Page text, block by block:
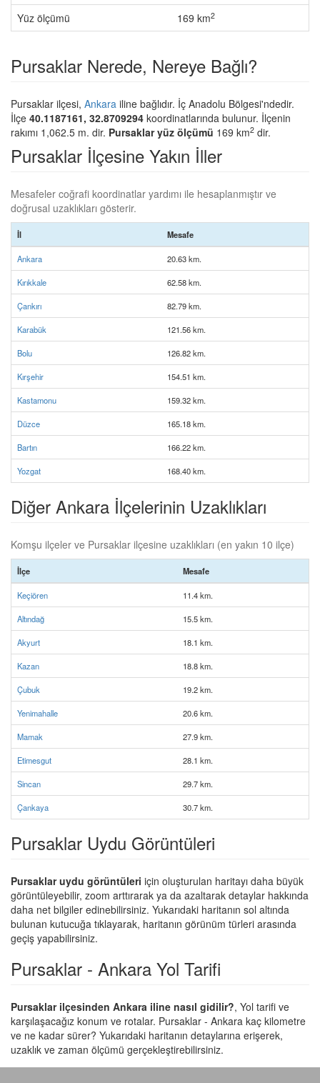
Yüz ölçümü
169 km2
Pursaklar Nerede, Nereye Bağlı?
Pursaklar ilçesi, Ankara iline bağlıdır. İç Anadolu Bölgesi'ndedir.
İlçe 40.1187161, 32.8709294 koordinatlarında bulunur. İlçenin
rakımı 1,062.5 m. dir. Pursaklar yüz ölçümü 169 km2 dir.
Pursaklar İlçesine Yakın İller
Mesafeler coğrafi koordinatlar yardımı ile hesaplanmıştır ve
doğrusal uzaklıkları gösterir.
İl Mesafe
Ankara 20.63 km.
Kırıkkale 62.58 km.
Çankırı 82.79 km.
Karabük 121.56 km.
Bolu 126.82 km.
Kırşehir 154.51 km.
Kastamonu 159.32 km.
Düzce 165.18 km.
Bartın 166.22 km.
Yozgat 168.40 km.
Diğer Ankara İlçelerinin Uzaklıkları
Komşu ilçeler ve Pursaklar ilçesine uzaklıkları (en yakın 10 ilçe)
İlçe Mesafe
Keçiören 11.4 km.
Altındağ 15.5 km.
Akyurt 18.1 km.
Kazan 18.8 km.
Çubuk 19.2 km.
Yenimahalle 20.6 km.
Mamak 27.9 km.
Etimesgut 28.1 km.
Sincan 29.7 km.
Çankaya 30.7 km.
Pursaklar Uydu Görüntüleri
Pursaklar uydu görüntüleri için oluşturulan haritayı daha büyük
görüntüleyebilir, zoom arttırarak ya da azaltarak detaylar hakkında
daha net bilgiler edinebilirsiniz. Yukarıdaki haritanın sol altında
bulunan kutucuğa tıklayarak, haritanın görünüm türleri arasında
geçiş yapabilirsiniz.
Pursaklar - Ankara Yol Tarifi
Pursaklar ilçesinden Ankara iline nasıl gidilir?, Yol tarifi ve
karşılaşacağız konum ve rotalar. Pursaklar - Ankara kaç kilometre
ve ne kadar sürer? Yukarıdaki haritanın detaylarına erişerek,
uzaklık ve zaman ölçümü gerçekleştirebilirsiniz.